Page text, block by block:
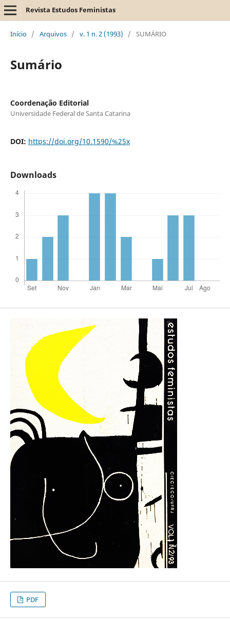
Revista Estudos Feministas
Início / Arquivos / v. 1 n. 2 (1993) / SUMÁRIO
Sumário
Coordenação Editorial
Universidade Federal de Santa Catarina
DOI: https://doi.org/10.1590/%25x
Downloads
PDF